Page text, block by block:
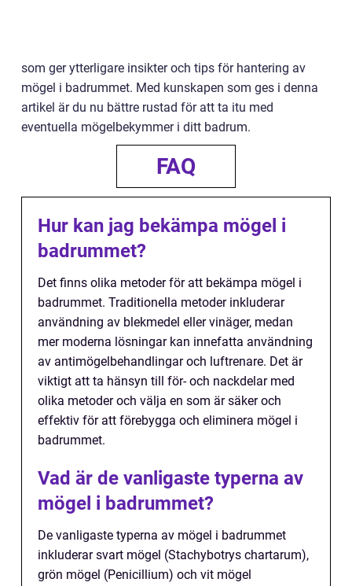
som ger ytterligare insikter och tips för hantering av
mögel i badrummet. Med kunskapen som ges i denna
artikel är du nu bättre rustad för att ta itu med
eventuella mögelbekymmer i ditt badrum.
FAQ
Hur kan jag bekämpa mögel i
badrummet?
Det finns olika metoder för att bekämpa mögel i
badrummet. Traditionella metoder inkluderar
användning av blekmedel eller vinäger, medan
mer moderna lösningar kan innefatta användning
av antimögelbehandlingar och luftrenare. Det är
viktigt att ta hänsyn till för- och nackdelar med
olika metoder och välja en som är säker och
effektiv för att förebygga och eliminera mögel i
badrummet.
Vad är de vanligaste typerna av
mögel i badrummet?
De vanligaste typerna av mögel i badrummet
inkluderar svart mögel (Stachybotrys chartarum),
grön mögel (Penicillium) och vit mögel